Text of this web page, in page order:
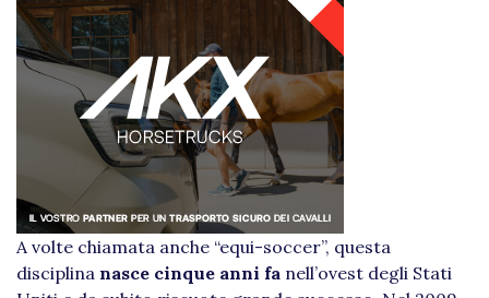
A volte chiamata anche “equi-soccer”, questa
disciplina nasce cinque anni fa nell’ovest degli Stati